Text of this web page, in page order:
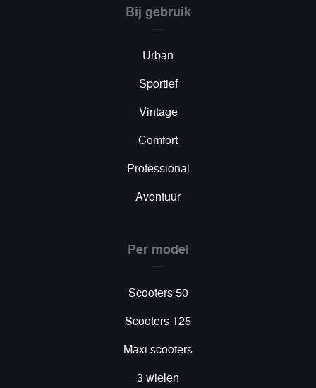
Bij gebruik
Urban
Sportief
Vintage
Comfort
Professional
Avontuur
Per model
Scooters 50
Scooters 125
Maxi scooters
3 wielen